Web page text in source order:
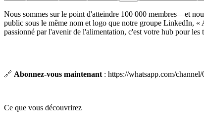
Nous sommes sur le point d'atteindre 100 000 membres—et
public sous le même nom et logo que notre groupe LinkedIn,
passionné par l'avenir de l'alimentation, c'est votre hub pour les
🔗 Abonnez-vous maintenant : https://whatsapp.com/
Ce que vous découvrirez